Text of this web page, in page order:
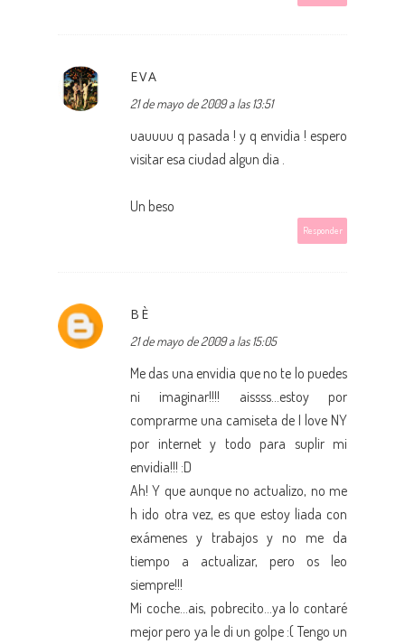
EVA
21 de mayo de 2009 a las 13:51
uauuuu q pasada ! y q envidia ! espero
visitar esa ciudad algun dia .
Un beso
Responder
BÈ
21 de mayo de 2009 a las 15:05
Me das una envidia que no te lo puedes
ni imaginar!!!! aissss...estoy por
comprarme una camiseta de I love NY
por internet y todo para suplir mi
envidia!!! :D
Ah! Y que aunque no actualizo, no me
h ido otra vez, es que estoy liada con
exámenes y trabajos y no me da
tiempo a actualizar, pero os leo
siempre!!!
Mi coche...ais, pobrecito...ya lo contaré
mejor pero ya le di un golpe :( Tengo un